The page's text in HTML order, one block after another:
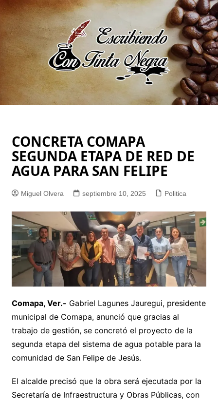
Saltar
al
contenido
CONCRETA COMAPA
SEGUNDA ETAPA DE RED DE
AGUA PARA SAN FELIPE
Miguel Olvera septiembre 10, 2025 Politica
Comapa, Ver.- Gabriel Lagunes Jauregui, presidente
municipal de Comapa, anunció que gracias al
trabajo de gestión, se concretó el proyecto de la
segunda etapa del sistema de agua potable para la
comunidad de San Felipe de Jesús.
El alcalde precisó que la obra será ejecutada por la
Secretaría de Infraestructura y Obras Públicas, con